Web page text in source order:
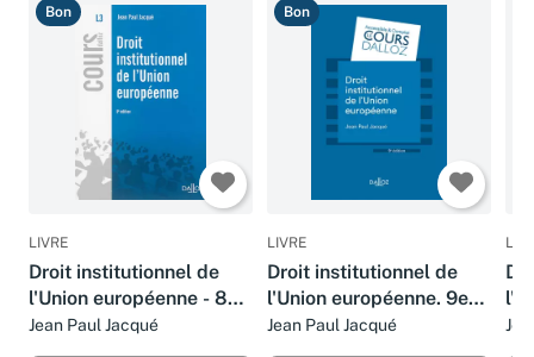
Bon
LIVRE
Droit institutionnel de
l'Union européenne - 8e
éd.
Jean Paul Jacqué
Bon
LIVRE
Droit institutionnel de
l'Union européenne. 9e
éd.
Jean Paul Jacqué